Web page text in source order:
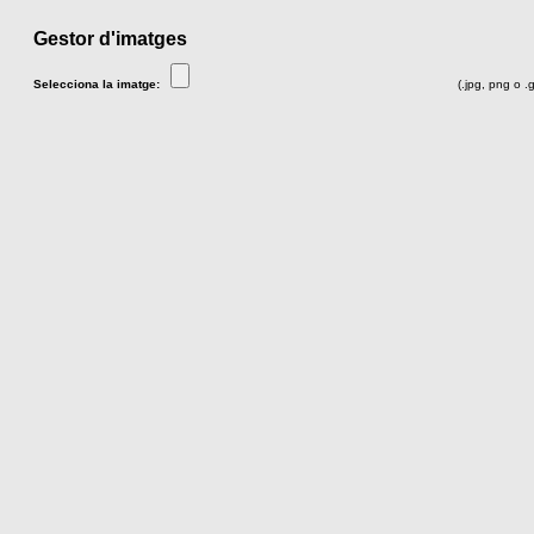
Gestor d'imatges
Selecciona la imatge: (.jpg, png o